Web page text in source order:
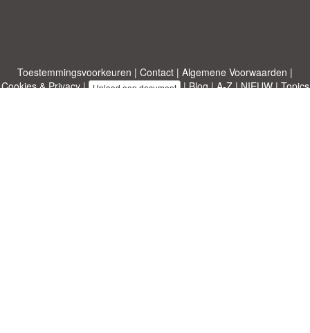
Toestemmingsvoorkeuren | Contact | Algemene Voorwaarden |
Cookies & Privacy| Upload een document |Blog|A-Z|NIEUW|Topics